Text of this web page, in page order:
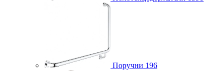
Поручни 196